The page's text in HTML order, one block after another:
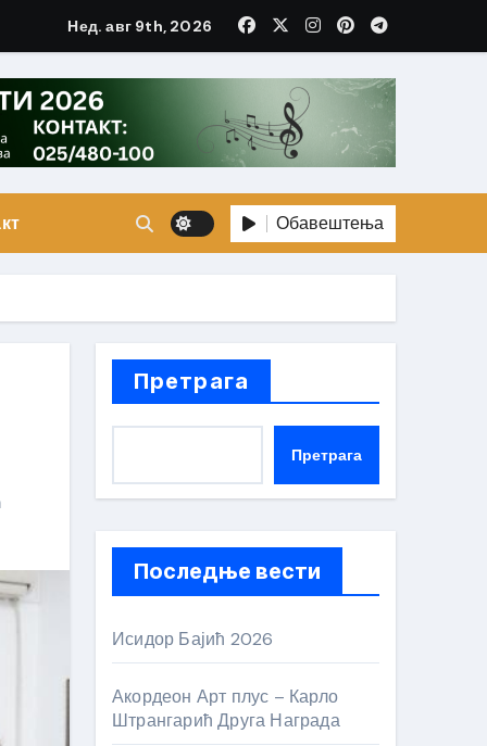
Нед. авг 9th, 2026
Обавештења
Претрага
Претрага
Последње вести
Исидор Бајић 2026
Акордеон Арт плус – Карло
Штрангарић Друга Награда